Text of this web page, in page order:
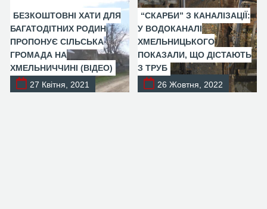
БЕЗКОШТОВНІ ХАТИ ДЛЯ
БАГАТОДІТНИХ РОДИН
ПРОПОНУЄ СІЛЬСЬКА
ГРОМАДА НА
ХМЕЛЬНИЧЧИНІ (ВІДЕО)
27 Квітня, 2021
“СКАРБИ” З КАНАЛІЗАЦІЇ:
У ВОДОКАНАЛІ
ХМЕЛЬНИЦЬКОГО
ПОКАЗАЛИ, ЩО ДІСТАЮТЬ
З ТРУБ
26 Жовтня, 2022